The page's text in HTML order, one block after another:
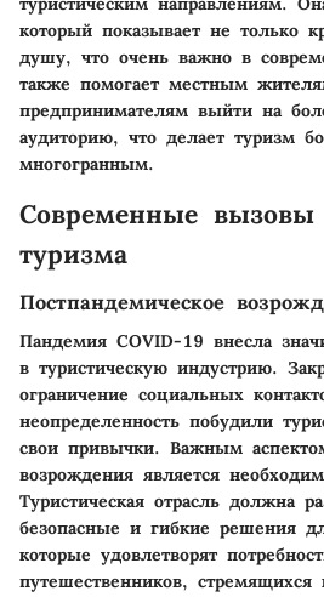
который показывает не только
душу, что очень важно в
также помогает местным
предпринимателям выйти на
аудиторию, что делает туризм
многогранным.
Современные
туризма
Постпандемическое
Пандемия COVID-19 внесла
в туристическую индустрию.
ограничение социальных
неопределенность побудили
свои привычки. Важным
возрождения является
Туристическая отрасль должна
безопасные и гибкие решения
которые удовлетворят
путешественников, стремящихся